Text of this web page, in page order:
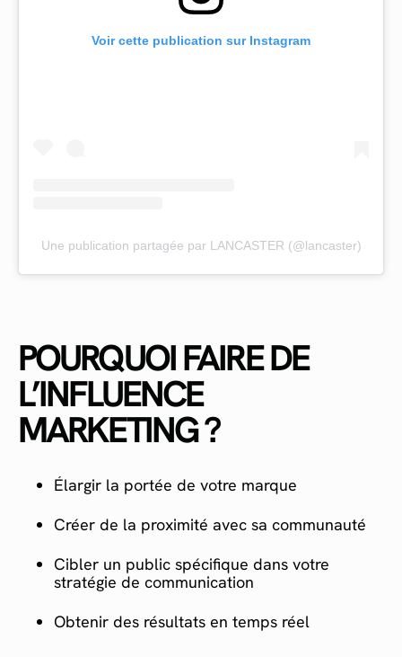
Voir cette publication sur Instagram
Une publication partagée par LANCASTER (@lancaster)
POURQUOI FAIRE DE
L’INFLUENCE
MARKETING ?
Élargir la portée de votre marque
Créer de la proximité avec sa communauté
Cibler un public spécifique dans votre
stratégie de communication
Obtenir des résultats en temps réel